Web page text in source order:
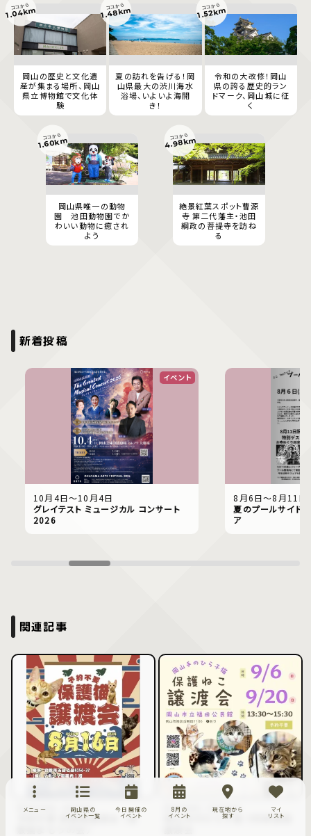
岡山の歴史と文化遺
産が集まる場所、岡山
県立博物館で文化体
験
ココから
1.04km
夏の訪れを告げる！岡
山県最大の渋川海水
浴場、いよいよ海開
き！
ココから
1.48km
令和の大改修！岡山
県の誇る歴史的ラン
ドマーク、岡山城に征
く
ココから
1.52km
岡山県唯一の動物
園 池田動物園でか
わいい動物に癒され
よう
ココから
1.60km
絶景紅葉スポット曹源
寺 第二代藩主・池田
綱政の菩提寺を訪ね
る
ココから
4.98km
新着投稿
イベント
10月4日〜10月4日
グレイテスト ミュージカル コンサート
2026
8月6日〜8月11日
夏のプールサイド
ア
関連記事
8月16日～8月16日
予約不要 保護猫譲渡会（倉
9月6日～9月20日
岡山手のひら子猫 9月保護猫
メニュー
岡山県の
イベント一覧
今日開催の
イベント
8月の
イベント
現在地から
探す
マイ
リスト